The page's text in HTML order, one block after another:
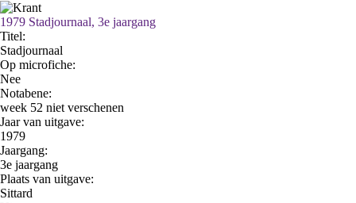
1979 Stadjournaal, 3e jaargang
Titel:
Stadjournaal
Op microfiche:
Nee
Notabene:
week 52 niet verschenen
Jaar van uitgave:
1979
Jaargang:
3e jaargang
Plaats van uitgave:
Sittard